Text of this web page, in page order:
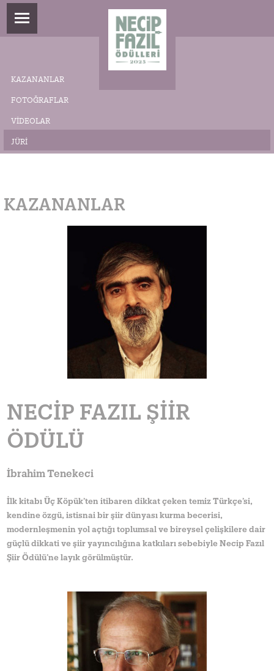
KAZANANLAR
FOTOĞRAFLAR
VIDEOLAR
JÜRI
KAZANANLAR
NECIP FAZIL ŞIIR
ÖDÜLÜ
İbrahim Tenekeci
İlk kitabı Üç Köpük’ten itibaren dikkat çeken temiz Türkçe’si,
kendine özgü, istisnai bir şiir dünyası kurma becerisi,
modernleşmenin yol açtığı toplumsal ve bireysel çelişkilere dair
güçlü dikkati ve şiir yayıncılığına katkıları sebebiyle Necip Fazıl
Şiir Ödülü’ne layık görülmüştür.